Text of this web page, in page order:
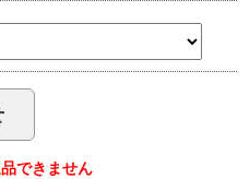
できません